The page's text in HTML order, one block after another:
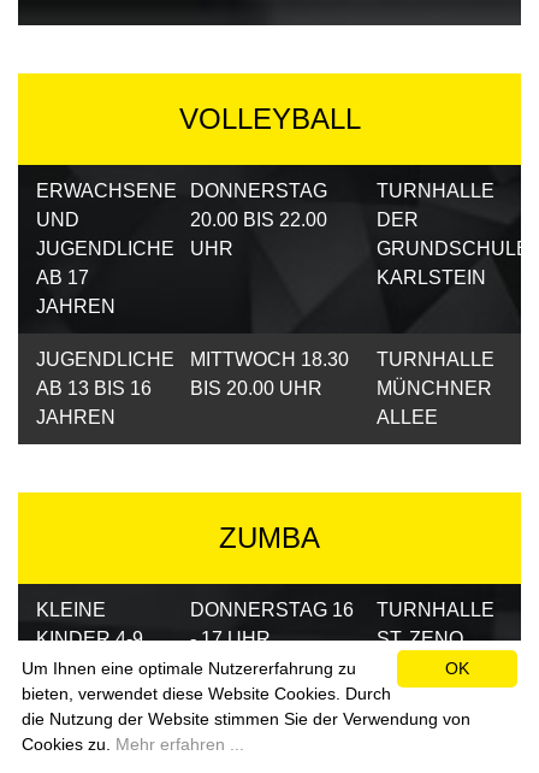
VOLLEYBALL
ERWACHSENE
UND
JUGENDLICHE
AB 17
JAHREN
DONNERSTAG
20.00 BIS 22.00
UHR
TURNHALLE
DER
GRUNDSCHULE
KARLSTEIN
JUGENDLICHE
AB 13 BIS 16
JAHREN
MITTWOCH 18.30
BIS 20.00 UHR
TURNHALLE
MÜNCHNER
ALLEE
ZUMBA
KLEINE
KINDER 4-9
JAHRE
DONNERSTAG 16
- 17 UHR
TURNHALLE
ST. ZENO
GRUND- /
MITTELSCHULE
KIDNER AB
DONNERSTAG 17
OK
Um Ihnen eine optimale Nutzererfahrung zu
bieten, verwendet diese Website Cookies. Durch
die Nutzung der Website stimmen Sie der Verwendung von
Cookies zu. Mehr erfahren ...